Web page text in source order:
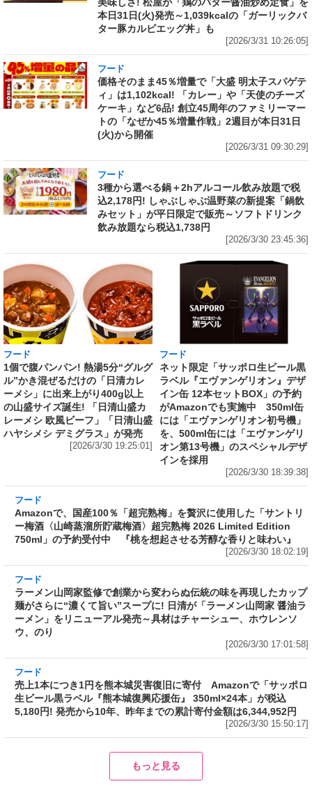
本日31日(火)発売～1,039kcalの「ガーリックバ
ター豚カルビエッグ丼」も
[2026/3/31 10:26:05]
フード
価格そのまま45％増量で「大盛 明太子スパゲテ
ィ」は1,102kcal! 「カレー」や「天使のチーズ
ケーキ」など6品! 創立45周年のファミリーマー
トの「なぜか45％増量作戦」2週目が本日31日
(火)から開催
[2026/3/31 09:30:29]
フード
3種から選べる鍋＋2hアルコール飲み放題で税
込2,178円! しゃぶしゃぶ温野菜の新提案「鍋飲
みセット」が平日限定で販売～ソフトドリンク
飲み放題なら税込1,738円
[2026/3/30 23:45:36]
フード
1個で腹パンパン! 熱湯5分“グルグ
ル”かき混ぜるだけの「日清カレ
ーメシ」に出来上がり400g以上
の山盛サイズ誕生! 「日清山盛カ
レーメシ 欧風ビーフ」「日清山盛
ハヤシメシ デミグラス」が発売
[2026/3/30 19:25:01]
フード
ネット限定「サッポロ生ビール黒
ラベル『エヴァンゲリオン』デザ
イン缶 12本セットBOX」の予約
がAmazonでも実施中 350ml缶
には「エヴァンゲリオン初号機」
を、500ml缶には「エヴァンゲリ
オン第13号機」のスペシャルデザ
インを採用
[2026/3/30 18:39:38]
Amazonで、国産100％「超完熟梅」を贅沢に使
用した「サントリー梅酒〈山崎蒸溜所貯蔵梅
酒〉超完熟梅 2026 Limited Edition 750ml」の
予約受付中 『桃を想起させる芳醇な香りと味
わい』
フード
ラーメン山岡家監修で創業から変わらぬ伝統の
ープに! 日清が「ラーメン山岡家 醤油ラーメ
ン」をリニューアル発売～具材はチャーシュ
[2026/3/30 17:01:58]
フード
売上1本につき1円を熊本城災害復旧に寄付
Amazonで「サッポロ生ビール黒ラベル『熊本
城復興応援缶』 350ml×24本」が税込5,180円!
発売から10年、昨年までの累計寄付金額は
6,344,952円